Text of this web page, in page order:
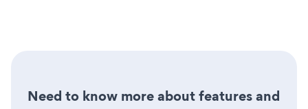
Need to know more about features and